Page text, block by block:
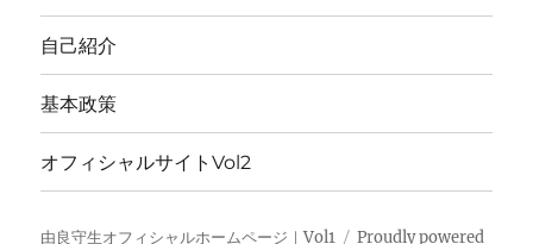
自己紹介
基本政策
オフィシャルサイトVol2
由良守生オフィシャルホームページ｜Vol1 Proudly powered